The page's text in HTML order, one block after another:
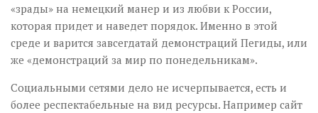
«зрады» на немецкий манер и из любви к России,
которая придет и наведет порядок. Именно в этой
среде и варится завсегдатай демонстраций Пегиды, или
же «демонстраций за мир по понедельникам».
Социальными сетями дело не исчерпывается, есть и
более респектабельные на вид ресурсы. Например сайт